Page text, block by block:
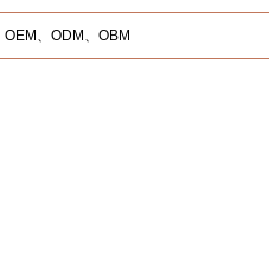
OEM、ODM、OBM